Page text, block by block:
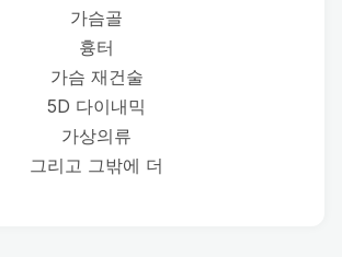
가슴골
흉터
가슴 재건술
5D 다이내믹
가상의류
그리고 그밖에 더